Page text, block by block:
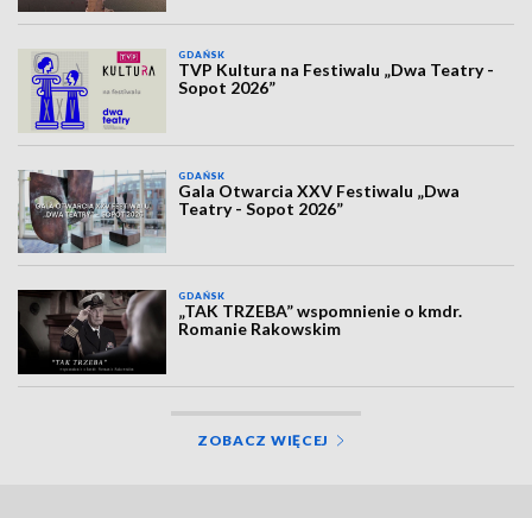
GDAŃSK
TVP Kultura na Festiwalu „Dwa Teatry -
Sopot 2026”
GDAŃSK
Gala Otwarcia XXV Festiwalu „Dwa
Teatry - Sopot 2026”
GDAŃSK
„TAK TRZEBA” wspomnienie o kmdr.
Romanie Rakowskim
ZOBACZ WIĘCEJ